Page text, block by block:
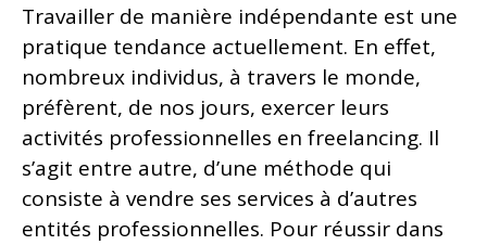
Travailler de manière indépendante est une
pratique tendance actuellement. En effet,
nombreux individus, à travers le monde,
préfèrent, de nos jours, exercer leurs
activités professionnelles en freelancing. Il
s’agit entre autre, d’une méthode qui
consiste à vendre ses services à d’autres
entités professionnelles. Pour réussir dans